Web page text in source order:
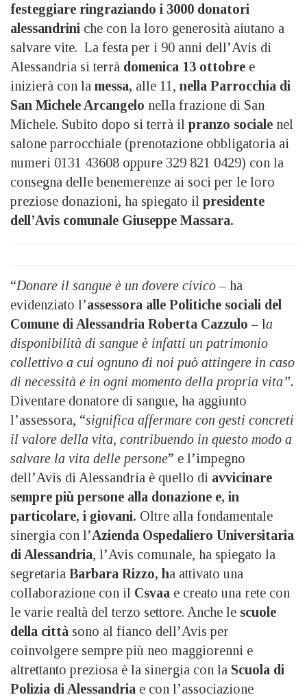
festeggiare ringraziando i 3000 donatori
alessandrini che con la loro generosità aiutano a
salvare vite. La festa per i 90 anni dell’Avis di
Alessandria si terrà domenica 13 ottobre e
inizierà con la messa, alle 11, nella Parrocchia di
San Michele Arcangelo nella frazione di San
Michele. Subito dopo si terrà il pranzo sociale nel
salone parrocchiale (prenotazione obbligatoria ai
numeri 0131 43608 oppure 329 821 0429) con la
consegna delle benemerenze ai soci per le loro
preziose donazioni, ha spiegato il presidente
dell’Avis comunale Giuseppe Massara.
“Donare il sangue è un dovere civico – ha
evidenziato l’assessora alle Politiche sociali del
Comune di Alessandria Roberta Cazzulo – la
disponibilità di sangue è infatti un patrimonio
collettivo a cui ognuno di noi può attingere in caso
di necessità e in ogni momento della propria vita”.
Diventare donatore di sangue, ha aggiunto
l’assessora, “significa affermare con gesti concreti
il valore della vita, contribuendo in questo modo a
salvare la vita delle persone” e l’impegno
dell’Avis di Alessandria è quello di avvicinare
sempre più persone alla donazione e, in
particolare, i giovani. Oltre alla fondamentale
sinergia con l’Azienda Ospedaliero Universitaria
di Alessandria, l’Avis comunale, ha spiegato la
segretaria Barbara Rizzo, ha attivato una
collaborazione con il Csvaa e creato una rete con
le varie realtà del terzo settore. Anche le scuole
della città sono al fianco dell’Avis per
coinvolgere sempre più neo maggiorenni e
altrettanto preziosa è la sinergia con la Scuola di
Polizia di Alessandria e con l’associazione